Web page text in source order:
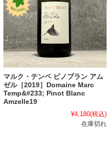
マルク・テンペ ピノブラン アム
ゼル［2019］Domaine Marc
Temp&#233; Pinot Blanc
Amzelle19
¥4,180(税込)
在庫切れ